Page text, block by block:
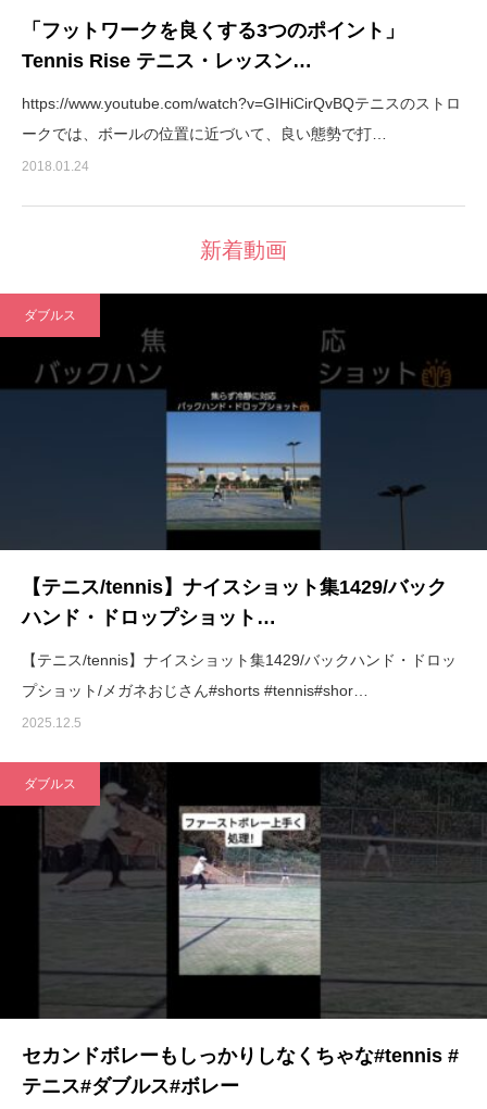
「フットワークを良くする3つのポイント」
Tennis Rise テニス・レッスン…
https://www.youtube.com/watch?v=GIHiCirQvBQテニスのストロ
ークでは、ボールの位置に近づいて、良い態勢で打…
2018.01.24
新着動画
ダブルス
【テニス/tennis】ナイスショット集1429/バック
ハンド・ドロップショット…
【テニス/tennis】ナイスショット集1429/バックハンド・ドロッ
プショット/メガネおじさん#shorts #tennis#shor…
2025.12.5
ダブルス
セカンドボレーもしっかりしなくちゃな#tennis #
テニス#ダブルス#ボレー